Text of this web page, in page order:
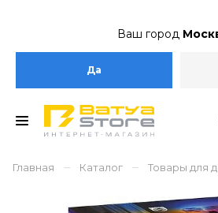
Ваш город
Да
Главная – Каталог – Товары для